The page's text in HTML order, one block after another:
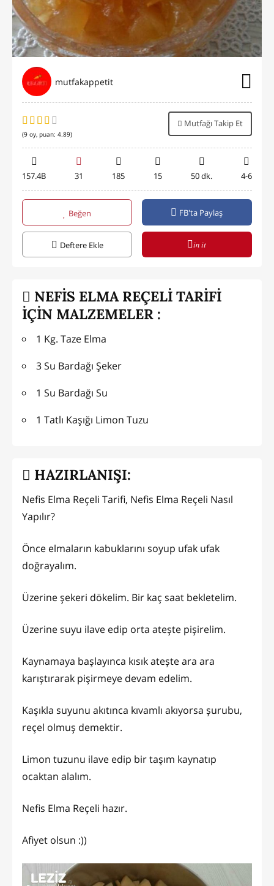
mutfakappetit
(9 oy, puan: 4.89)
Mutfağı Takip Et
157.4B 31 185 15 50 dk. 4-6
Beğen FB'ta Paylaş
Deftere Ekle in it
NEFİS ELMA REÇELİ TARİFİ
İÇİN MALZEMELER :
1 Kg. Taze Elma
3 Su Bardağı Şeker
1 Su Bardağı Su
1 Tatlı Kaşığı Limon Tuzu
HAZIRLANIŞI:
Nefis Elma Reçeli Tarifi, Nefis Elma Reçeli Nasıl
Yapılır?
Önce elmaların kabuklarını soyup ufak ufak
doğrayalım.
Üzerine şekeri dökelim. Bir kaç saat bekletelim.
Üzerine suyu ilave edip orta ateşte pişirelim.
Kaynamaya başlayınca kısık ateşte ara ara
karıştırarak pişirmeye devam edelim.
Kaşıkla suyunu akıtınca kıvamlı akıyorsa şurubu,
reçel olmuş demektir.
Limon tuzunu ilave edip bir taşım kaynatıp
ocaktan alalım.
Nefis Elma Reçeli hazır.
Afiyet olsun :))